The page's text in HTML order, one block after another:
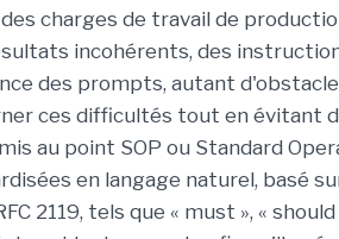
charges de travail de
incohérents, des
des prompts, autant
ces difficultés tout en évitant
au point SOP ou Standard
en langage naturel, basé
2119, tels que « must », «